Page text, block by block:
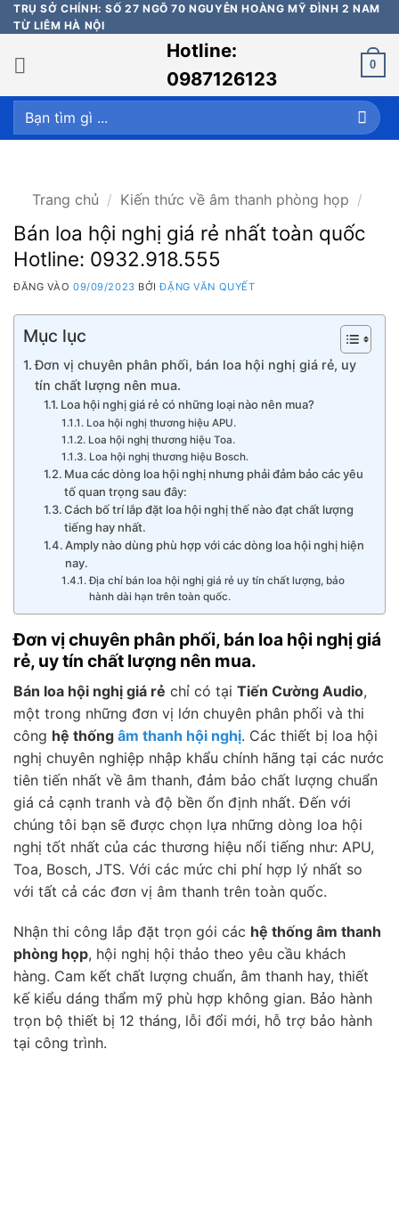
Bỏ
qua
nội
dung
TRỤ SỞ CHÍNH: SỐ 27 NGÕ 70 NGUYỄN HOÀNG MỸ ĐÌNH 2 NAM
TỪ LIÊM HÀ NỘI
Hotline:
0987126123
0
Tìm
kiếm:
Trang chủ / Kiến thức về âm thanh phòng họp /
Bán loa hội nghị giá rẻ nhất toàn quốc
Hotline: 0932.918.555
ĐĂNG VÀO09/09/2023 BỞIĐẶNG VĂN QUYẾT
Mục lục
Đơn vị chuyên phân phối, bán loa hội nghị giá rẻ, uy
tín chất lượng nên mua.
Loa hội nghị giá rẻ có những loại nào nên mua?
Loa hội nghị thương hiệu APU.
Loa hội nghị thương hiệu Toa.
Loa hội nghị thương hiệu Bosch.
Mua các dòng loa hội nghị nhưng phải đảm bảo các yêu
tố quan trọng sau đây:
Cách bố trí lắp đặt loa hội nghị thế nào đạt chất lượng
tiếng hay nhất.
Amply nào dùng phù hợp với các dòng loa hội nghị hiện
nay.
Địa chỉ bán loa hội nghị giá rẻ uy tín chất lượng, bảo
hành dài hạn trên toàn quốc.
Đơn vị chuyên phân phối, bán loa hội nghị giá
rẻ, uy tín chất lượng nên mua.
Bán loa hội nghị giá rẻ chỉ có tại Tiến Cường Audio,
một trong những đơn vị lớn chuyên phân phối và thi
công hệ thống âm thanh hội nghị. Các thiết bị loa hội
nghị chuyên nghiệp nhập khẩu chính hãng tại các nước
tiên tiến nhất về âm thanh, đảm bảo chất lượng chuẩn
giá cả cạnh tranh và độ bền ổn định nhất. Đến với
chúng tôi bạn sẽ được chọn lựa những dòng loa hội
nghị tốt nhất của các thương hiệu nổi tiếng như: APU,
Toa, Bosch, JTS. Với các mức chi phí hợp lý nhất so
với tất cả các đơn vị âm thanh trên toàn quốc.
Nhận thi công lắp đặt trọn gói các hệ thống âm thanh
phòng họp, hội nghị hội thảo theo yêu cầu khách
hàng. Cam kết chất lượng chuẩn, âm thanh hay, thiết
kế kiểu dáng thẩm mỹ phù hợp không gian. Bảo hành
trọn bộ thiết bị 12 tháng, lỗi đổi mới, hỗ trợ bảo hành
tại công trình.